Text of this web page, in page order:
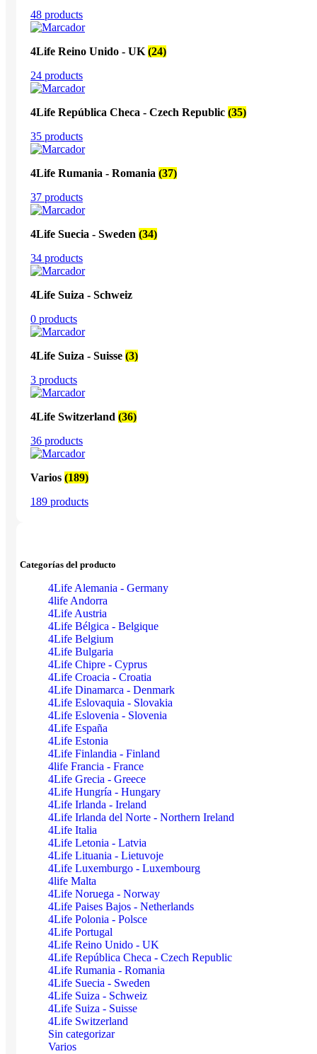
48 products
4Life Reino Unido - UK (24)
24 products
4Life República Checa - Czech Republic (35)
35 products
4Life Rumania - Romania (37)
37 products
4Life Suecia - Sweden (34)
34 products
4Life Suiza - Schweiz
0 products
4Life Suiza - Suisse (3)
3 products
4Life Switzerland (36)
36 products
Varios (189)
189 products
Categorías del producto
4Life Alemania - Germany
4life Andorra
4Life Austria
4Life Bélgica - Belgique
4Life Belgium
4Life Bulgaria
4Life Chipre - Cyprus
4Life Croacia - Croatia
4Life Dinamarca - Denmark
4Life Eslovaquia - Slovakia
4Life Eslovenia - Slovenia
4Life España
4Life Estonia
4Life Finlandia - Finland
4life Francia - France
4Life Grecia - Greece
4Life Hungría - Hungary
4Life Irlanda - Ireland
4Life Irlanda del Norte - Northern Ireland
4Life Italia
4Life Letonia - Latvia
4Life Lituania - Lietuvoje
4Life Luxemburgo - Luxembourg
4life Malta
4Life Noruega - Norway
4Life Paises Bajos - Netherlands
4Life Polonia - Polsce
4Life Portugal
4Life Reino Unido - UK
4Life República Checa - Czech Republic
4Life Rumania - Romania
4Life Suecia - Sweden
4Life Suiza - Schweiz
4Life Suiza - Suisse
4Life Switzerland
Sin categorizar
Varios